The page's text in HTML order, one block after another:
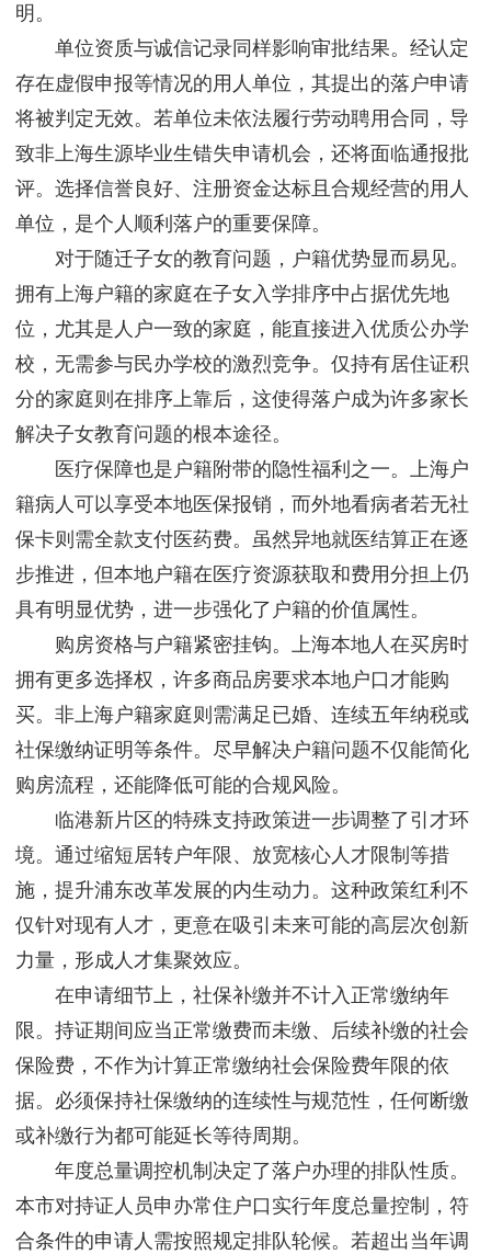
明。
单位资质与诚信记录同样影响审批结果。经认定
存在虚假申报等情况的用人单位，其提出的落户申请
将被判定无效。若单位未依法履行劳动聘用合同，导
致非上海生源毕业生错失申请机会，还将面临通报批
评。选择信誉良好、注册资金达标且合规经营的用人
单位，是个人顺利落户的重要保障。
对于随迁子女的教育问题，户籍优势显而易见。
拥有上海户籍的家庭在子女入学排序中占据优先地
位，尤其是人户一致的家庭，能直接进入优质公办学
校，无需参与民办学校的激烈竞争。仅持有居住证积
分的家庭则在排序上靠后，这使得落户成为许多家长
解决子女教育问题的根本途径。
医疗保障也是户籍附带的隐性福利之一。上海户
籍病人可以享受本地医保报销，而外地看病者若无社
保卡则需全款支付医药费。虽然异地就医结算正在逐
步推进，但本地户籍在医疗资源获取和费用分担上仍
具有明显优势，进一步强化了户籍的价值属性。
购房资格与户籍紧密挂钩。上海本地人在买房时
拥有更多选择权，许多商品房要求本地户口才能购
买。非上海户籍家庭则需满足已婚、连续五年纳税或
社保缴纳证明等条件。尽早解决户籍问题不仅能简化
购房流程，还能降低可能的合规风险。
临港新片区的特殊支持政策进一步调整了引才环
境。通过缩短居转户年限、放宽核心人才限制等措
施，提升浦东改革发展的内生动力。这种政策红利不
仅针对现有人才，更意在吸引未来可能的高层次创新
力量，形成人才集聚效应。
在申请细节上，社保补缴并不计入正常缴纳年
限。持证期间应当正常缴费而未缴、后续补缴的社会
保险费，不作为计算正常缴纳社会保险费年限的依
据。必须保持社保缴纳的连续性与规范性，任何断缴
或补缴行为都可能延长等待周期。
年度总量调控机制决定了落户办理的排队性质。
本市对持证人员申办常住户口实行年度总量控制，符
合条件的申请人需按照规定排队轮候。若超出当年调